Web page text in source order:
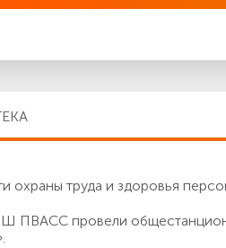
труда и здоровья
ПВАСС провели